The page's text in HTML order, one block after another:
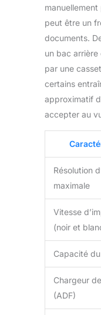
peut être un
documents.
un bac arrière
par une
certains
approximatif
accepter au
Résolution
maximale
Vitesse
(noir et
Capacité
Chargeur
(ADF)